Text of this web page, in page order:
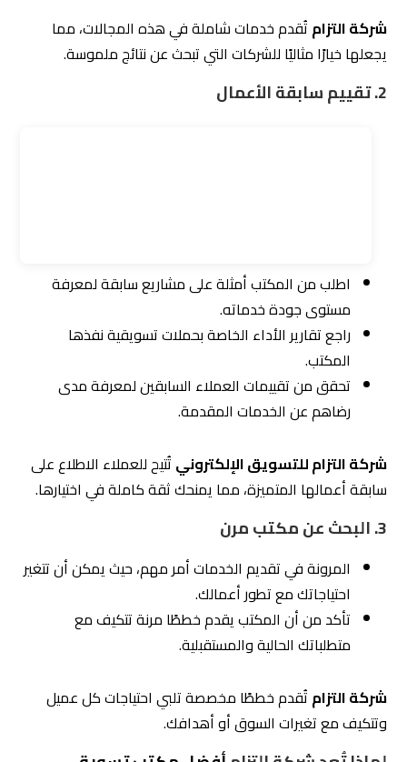
شركة التزام للتسويق الإلكتروني
تُتيح للعملاء الاطلاع على
سابقة أعمالها المتميزة، مما يمنحك ثقة كاملة في اختيارها.
3. البحث عن مكتب مرن
وتتكيف مع تغيرات السوق أو أهدافك.
لماذا تُعد شركة التزامأفضل مكتب تسويق
الكترونيمتخصص؟
خبرة واسعة:تمتلك الشركة خبرة عميقة في تحسين
محركات البحث، إدارة الإعلانات، وإدارة وسائل التواصل
الاجتماعي.
خدمات شاملة:تقدم حلولًا متكاملة تشمل جميع جوانب
التسويق الإلكتروني.
تواصل مستمر: توفر فريق دعم مخصص لتلبية احتياجات
العملاء ومتابعة الحملات بانتظام.
نتائج ملموسة:
تعمل الشركة على تحقيق أهداف
العملاء بسرعة وفعالية مع تحسين مستمر للأداء.
الخطوة الثالثة: التركيز على الخبرة في
عند اختيارمكتب تسويق إلكتروني، يُعد فهم السوق المحلي
عاملًا أساسيًا لتحقيق النجاح. السوق المحلي في السعودية أو